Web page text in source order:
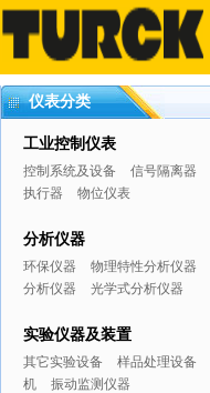
仪表分类
工业控制仪表
控制系统及设备 信号隔离器
执行器
物位仪表
分析仪器
环保仪器 物理特性分析仪器
分析仪器
光学式分析仪器
实验仪器及装置
其它实验设备 样品处理设备
机
振动监测仪器